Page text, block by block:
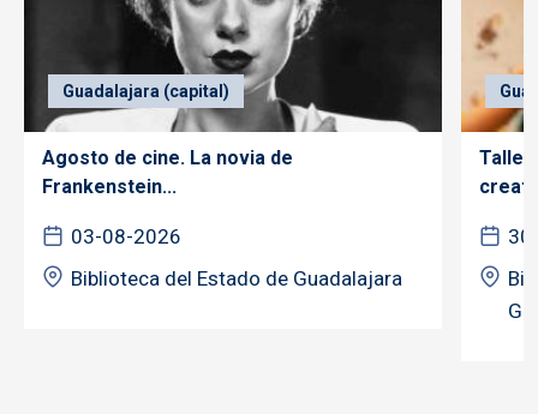
Guadalajara (capital)
Agosto de cine. La novia de
Frankenstein...
03-08-2026
Biblioteca del Estado de Guadalajara
Taller